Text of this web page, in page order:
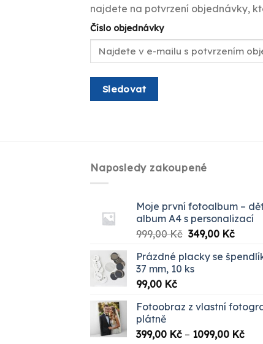
najdete na potvrzení objednávky,
Číslo objednávky
Sledovat
Naposledy zakoupené
Moje první fotoalbum –
album A4 s personalizací
999,00Kč Původní
byla:
999,00 Kč.
349,00 Kč
je:
Prázdné placky se
37 mm, 10 ks
99,00 Kč
Fotoobraz z vlastní
plátně
399,00 Kč – 1099,00 Kč